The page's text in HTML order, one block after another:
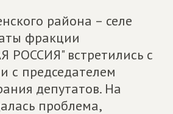
района – селе
фракции
РОССИЯ" встретились с
с председателем
депутатов. На
проблема,